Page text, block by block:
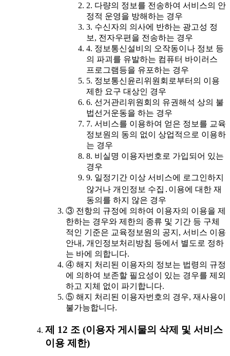
2. 다량의 정보를 전송하여 서비스의 안
정적 운영을 방해하는 경우
3. 수신자의 의사에 반하는 광고성 정
보, 전자우편을 전송하는 경우
4. 정보통신설비의 오작동이나 정보 등
의 파괴를 유발하는 컴퓨터 바이러스
프로그램등을 유포하는 경우
5. 정보통신윤리위원회로부터의 이용
제한 요구 대상인 경우
6. 선거관리위원회의 유권해석 상의 불
법선거운동을 하는 경우
7. 서비스를 이용하여 얻은 정보를 교육
정보원의 동의 없이 상업적으로 이용하
는 경우
8. 비실명 이용자번호로 가입되어 있는
경우
9. 일정기간 이상 서비스에 로그인하지
않거나 개인정보 수집․이용에 대한 재
동의를 하지 않은 경우
③ 전항의 규정에 의하여 이용자의 이용을 제
한하는 경우와 제한의 종류 및 기간 등 구체
적인 기준은 교육정보원의 공지, 서비스 이용
안내, 개인정보처리방침 등에서 별도로 정하
는 바에 의합니다.
④ 해지 처리된 이용자의 정보는 법령의 규정
에 의하여 보존할 필요성이 있는 경우를 제외
하고 지체 없이 파기합니다.
⑤ 해지 처리된 이용자번호의 경우, 재사용이
불가능합니다.
제 12 조 (이용자 게시물의 삭제 및 서비스
이용 제한)